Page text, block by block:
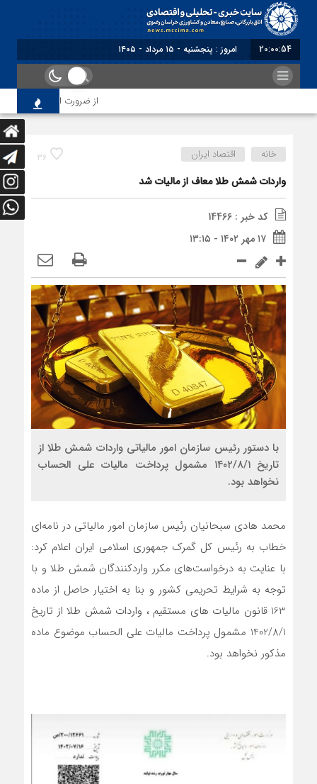
20:00:54 امروز : پنجشنبه - ۱۵ مرداد - ۱۴۰۵
از ضرورت اصلاح رویه‌های
36 خانه اقتصاد ایران
واردات شمش طلا معاف از مالیات شد
کد خبر : 14466
۱۷ مهر ۱۴۰۲ - ۱۳:۱۵
با دستور رئیس سازمان امور مالیاتی واردات شمش طلا از
تاریخ ۱۴۰۲/۸/۱ مشمول پرداخت مالیات على الحساب
نخواهد بود.
محمد هادی سبحانیان رئیس سازمان امور مالیاتی در نامه‌ای
خطاب به رئیس کل گمرک جمهوری اسلامی ایران اعلام کرد:
با عنایت به درخواست‌های مکرر واردکنندگان شمش طلا و با
توجه به شرایط تحریمی کشور و بنا به اختیار حاصل از ماده
163 قانون مالیات های مستقیم ، واردات شمش طلا از تاریخ
1402/8/1 مشمول پرداخت مالیات على الحساب موضوع ماده
مذکور نخواهد بود.